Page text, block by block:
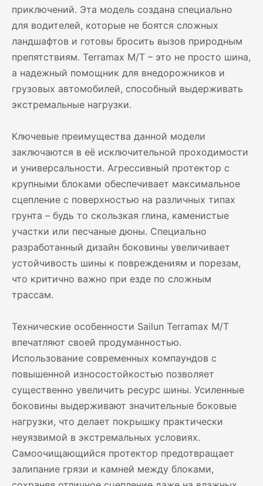
приключений. Эта модель создана специально
для водителей, которые не боятся сложных
ландшафтов и готовы бросить вызов природным
препятствиям. Terramax M/T – это не просто шина,
а надежный помощник для внедорожников и
грузовых автомобилей, способный выдерживать
экстремальные нагрузки.
Ключевые преимущества данной модели
заключаются в её исключительной проходимости
и универсальности. Агрессивный протектор с
крупными блоками обеспечивает максимальное
сцепление с поверхностью на различных типах
грунта – будь то скользкая глина, каменистые
участки или песчаные дюны. Специально
разработанный дизайн боковины увеличивает
устойчивость шины к повреждениям и порезам,
что критично важно при езде по сложным
трассам.
Технические особенности Sailun Terramax M/T
впечатляют своей продуманностью.
Использование современных компаундов с
повышенной износостойкостью позволяет
существенно увеличить ресурс шины. Усиленные
боковины выдерживают значительные боковые
нагрузки, что делает покрышку практически
неуязвимой в экстремальных условиях.
Самоочищающийся протектор предотвращает
залипание грязи и камней между блоками,